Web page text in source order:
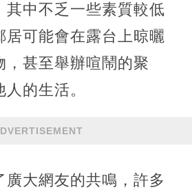
其中不乏一些素質較低
居可能會在露台上晾曬
，甚至舉辦喧鬧的聚
的生活。
廣大網友的共鳴，許多